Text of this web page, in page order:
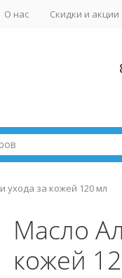
О нас Скидки и акции
ухода за кожей 120 мл
Масло
кожей